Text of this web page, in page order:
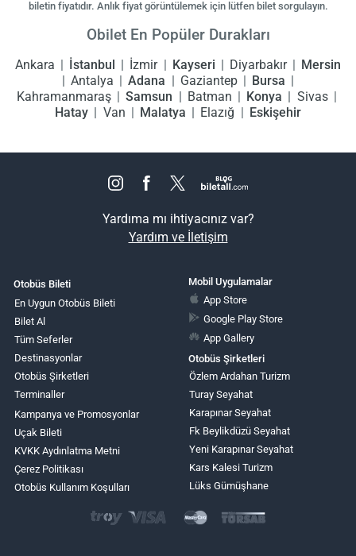
biletin fiyatıdır. Anlık fiyat görüntülemek için lütfen bilet sorgulayın.
Obilet En Popüler Durakları
Ankara İstanbul İzmir Kayseri Diyarbakır
Mersin
Antalya
Adana Gaziantep
Bursa
Kahramanmaraş
Samsun Batman Konya
Sivas
Hatay
Van Malatya Elazığ Eskişehir
Yardıma mı ihtiyacınız var?
Yardım ve İletişim
Otobüs Bileti
En Uygun Otobüs Bileti
Bilet Al
Tüm Seferler
Destinasyonlar
Otobüs Şirketleri
Terminaller
Kampanya ve Promosyonlar
Uçak Bileti
KVKK Aydınlatma Metni
Çerez Politikası
Otobüs Kullanım Koşulları
Mobil Uygulamalar
App Store
Google Play Store
App Gallery
Otobüs Şirketleri
Özlem Ardahan Turizm
Turay Seyahat
Karapınar Seyahat
Fk Beylikdüzü Seyahat
Yeni Karapınar Seyahat
Kars Kalesi Turizm
Lüks Gümüşhane